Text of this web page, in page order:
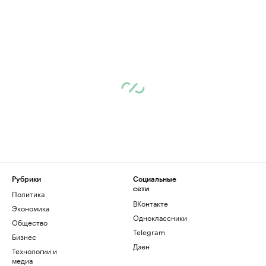
Рубрики
Политика
Экономика
Общество
Бизнес
Технологии и
медиа
Социальные
сети
ВКонтакте
Одноклассники
Telegram
Дзен